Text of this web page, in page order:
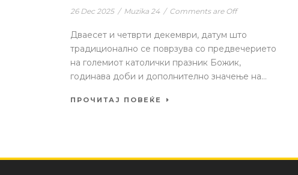
26 Dec 2025 / Muzika 24 / Comments are Off
Дваесет и четврти декември, датум што
традиционално се поврзува со предвечерието
на големиот католички празник Божик,
годинава доби и дополнително значење на...
ПРОЧИТАЈ ПОВЕЌЕ